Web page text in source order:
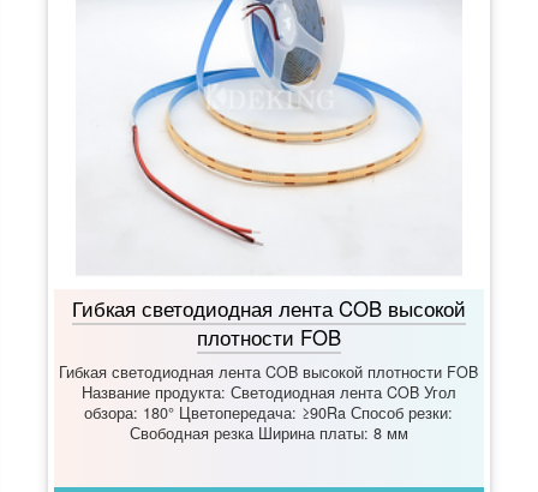
Гибкая светодиодная лента COB высокой
плотности FOB
Гибкая светодиодная лента COB высокой плотности FOB
Название продукта: Светодиодная лента COB Угол
обзора: 180° Цветопередача: ≥90Ra Способ резки:
Свободная резка Ширина платы: 8 мм